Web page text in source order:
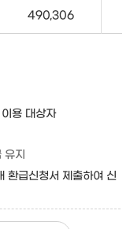
490,306
용 대상자
지
환급신청서 제출하여 신